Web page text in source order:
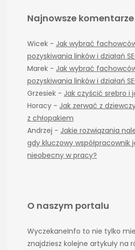
Najnowsze komentarze
Wicek - Jak wybrać
pozyskiwania linków i działań
Marek - Jak wybrać
pozyskiwania linków i działań
Grzesiek - Jak czyścić srebro i
Horacy - Jak zerwać z
z chłopakiem
Andrzej - Jakie rozwiązania
gdy kluczowy współpracownik
nieobecny w pracy?
O naszym portalu
WyczekaneInfo to nie tylko
znajdziesz kolejne artykuły na